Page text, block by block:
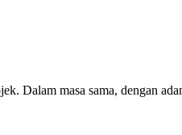
Dalam masa sama, dengan